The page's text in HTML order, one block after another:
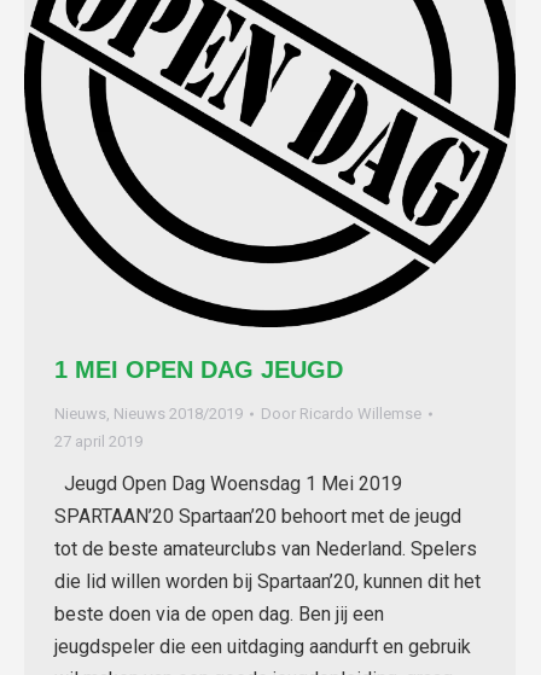
1 MEI OPEN DAG JEUGD
Nieuws, Nieuws 2018/2019 Door Ricardo Willemse
27 april 2019
Jeugd Open Dag Woensdag 1 Mei 2019
SPARTAAN’20 Spartaan’20 behoort met de jeugd
tot de beste amateurclubs van Nederland. Spelers
die lid willen worden bij Spartaan’20, kunnen dit het
beste doen via de open dag. Ben jij een
jeugdspeler die een uitdaging aandurft en gebruik